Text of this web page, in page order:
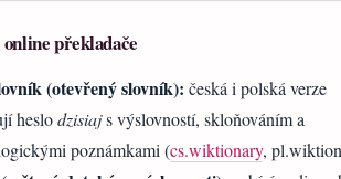
překladače
(otevřený slovník): česká i polská verze
heslodzisiajs výslovností, skloňováním a
poznámkami (cs.wiktionary,